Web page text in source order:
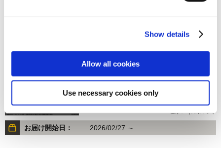
Show details
Allow all cookies
Use necessary cookies only
(税込)
在庫：× |93ポイント
お届け開始日： 2026/02/27 ～